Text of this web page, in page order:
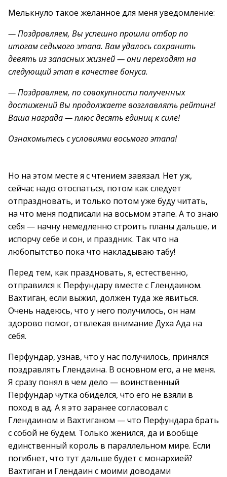
Мелькнуло такое желанное для меня уведомление:
— Поздравляем, Вы успешно прошли отбор по
итогам седьмого этапа. Вам удалось сохранить
девять из запасных жизней — они переходят на
следующий этап в качестве бонуса.
— Поздравляем, по совокупности полученных
достижений Вы продолжаете возглавлять рейтинг!
Ваша награда — плюс десять единиц к силе!
Ознакомьтесь с условиями восьмого этапа!
Но на этом месте я с чтением завязал. Нет уж,
сейчас надо отоспаться, потом как следует
отпраздновать, и только потом уже буду читать,
на что меня подписали на восьмом этапе. А то знаю
себя — начну немедленно строить планы дальше, и
испорчу себе и сон, и праздник. Так что на
любопытство пока что накладываю табу!
Перед тем, как праздновать, я, естественно,
отправился к Перфундару вместе с Глендаином.
Вахтиган, если выжил, должен туда же явиться.
Очень надеюсь, что у него получилось, он нам
здорово помог, отвлекая внимание Духа Ада на
себя.
Перфундар, узнав, что у нас получилось, принялся
поздравлять Глендаина. В основном его, а не меня.
Я сразу понял в чем дело — воинственный
Перфундар чутка обиделся, что его не взяли в
поход в ад. А я это заранее согласовал с
Глендаином и Вахтиганом — что Перфундара брать
с собой не будем. Только женился, да и вообще
единственный король в параллельном мире. Если
погибнет, что тут дальше будет с монархией?
Вахтиган и Глендаин с моими доводами